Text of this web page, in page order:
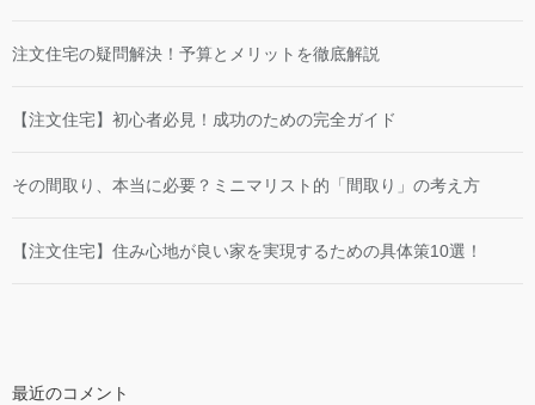
注文住宅の疑問解決！予算とメリットを徹底解説
【注文住宅】初心者必見！成功のための完全ガイド
その間取り、本当に必要？ミニマリスト的「間取り」の考え方
【注文住宅】住み心地が良い家を実現するための具体策10選！
最近のコメント